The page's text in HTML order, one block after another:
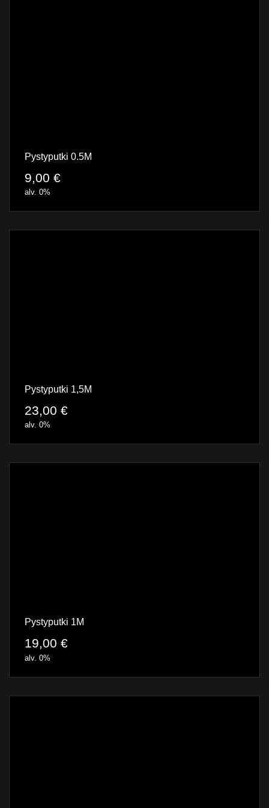
Pystyputki 0.5M
9,00 €
alv. 0%
Pystyputki 1,5M
23,00 €
alv. 0%
Pystyputki 1M
19,00 €
alv. 0%